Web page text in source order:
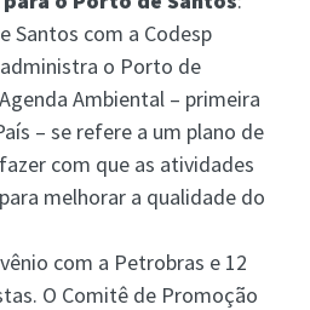
Santos com a Codesp
o Porto de
Ambiental – primeira
– se refere a um plano de
com que as atividades
melhorar a qualidade do
com a Petrobras e 12
O Comitê de Promoção